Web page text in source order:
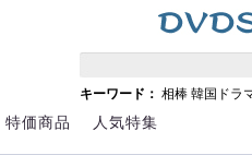
キーワード： 相棒 韓国ドラ
特価商品 人気特集